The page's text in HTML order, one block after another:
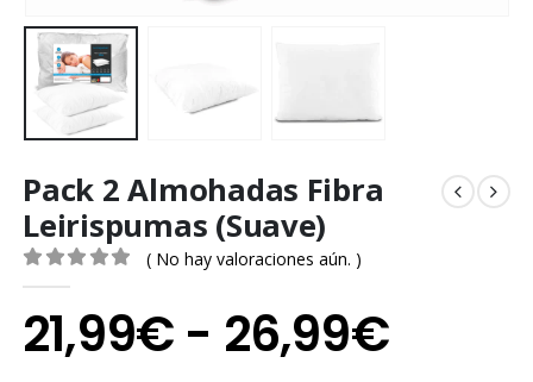
Pack 2 Almohadas Fibra
Leirispumas (Suave)
0out of 5
( No hay valoraciones aún. )
21,99€ - 26,99€